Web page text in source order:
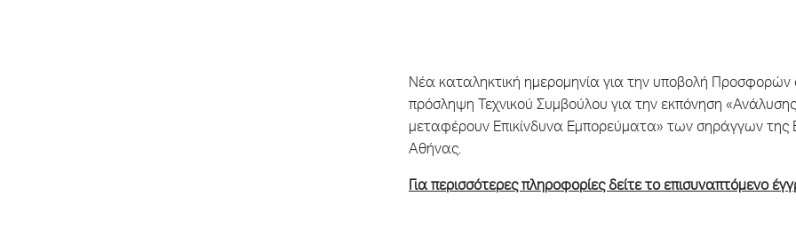
Νέα καταληκτική ημερομηνία για την υποβολή Προσφορών
πρόσληψη Τεχνικού Συμβούλου για την εκπόνηση
μεταφέρουν Επικίνδυνα Εμπορεύματα» των σηράγγων της
Αθήνας.
Για περισσότερες πληροφορίες δείτε το επισυναπτόμενο